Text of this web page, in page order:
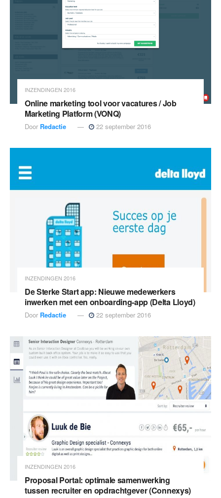
INZENDINGEN 2016
Online marketing tool voor vacatures / Job
Marketing Platform (VONQ)
Door Redactie 22 september 2016
INZENDINGEN 2016
De Sterke Start app: Nieuwe medewerkers
inwerken met een onboarding-app (Delta Lloyd)
Door Redactie 22 september 2016
INZENDINGEN 2016
Proposal Portal: optimale samenwerking
tussen recruiter en opdrachtgever (Connexys)